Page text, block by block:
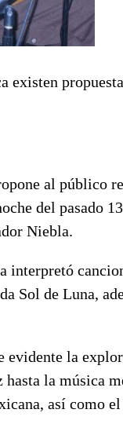
existen
al público
del pasado
Niebla.
interpretó
Sol de Luna,
la
la música
así como el